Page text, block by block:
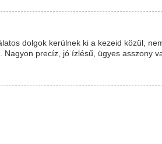
dolgok kerülnek ki a kezeid közül,
precíz, jó ízlésű, ügyes asszony